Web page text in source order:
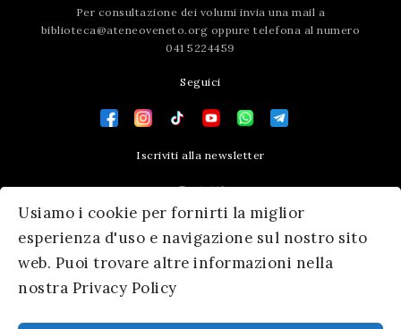
Usiamo i cookie per fornirti la miglior
esperienza d'uso e navigazione sul nostro sito
web. Puoi trovare altre informazioni nella
nostra Privacy Policy
Per consultazione dei volumi invia una mail a
biblioteca@ateneoveneto.org oppure telefona al numero
041 5224459
Seguici
Iscriviti alla newsletter
Contatti